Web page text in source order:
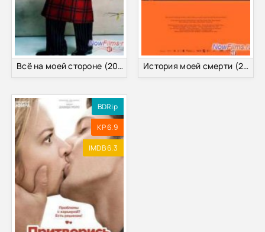
Всё на моей стороне (2014) История моей смерти (2013)
BDRip
KP 6.9
IMDB 6.3